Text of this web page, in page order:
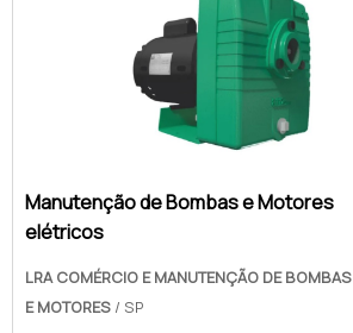
Manutenção de Bombas e Motores
elétricos
LRA COMÉRCIO E MANUTENÇÃO DE BOMBAS
E MOTORES / SP